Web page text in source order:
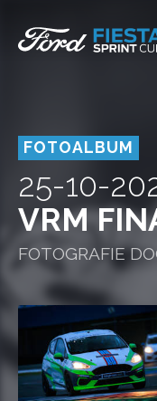
FOTOALBUM
25-10-
VRM
FOTOGRAFIE